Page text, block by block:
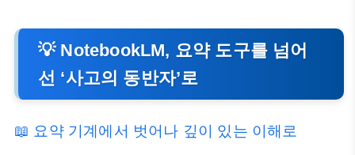
💡 NotebookLM, 요약 도구를 넘어
선 ‘사고의 동반자’로
📖 요약 기계에서 벗어나 깊이 있는 이해로